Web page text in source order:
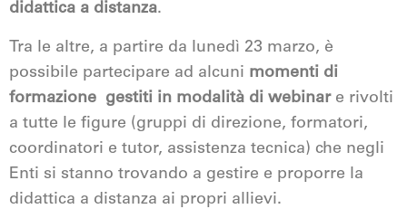
didattica a distanza.
Tra le altre, a partire da lunedì 23 marzo, è
possibile partecipare ad alcuni momenti di
formazione gestiti in modalità di webinare rivolti
a tutte le figure (gruppi di direzione, formatori,
coordinatori e tutor, assistenza tecnica) che negli
Enti si stanno trovando a gestire e proporre la
didattica a distanza ai propri allievi.